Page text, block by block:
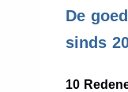
De
sinds
10